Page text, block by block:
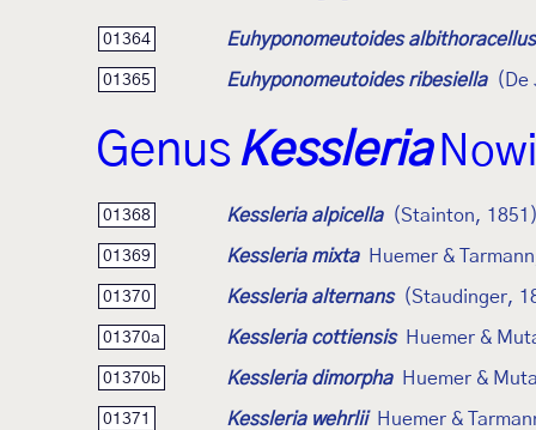
01364 Euhyponomeutoides albithoracellus
01365 Euhyponomeutoides ribesiella (De
Genus Kessleria
01368 Kessleria alpicella (Stainton,
01369 Kessleria mixta Huemer &
01370 Kessleria alternans (Staudinger,
01370a Kessleria cottiensis Huemer &
01370b Kessleria dimorpha Huemer &
01371 Kessleria wehrlii Huemer &